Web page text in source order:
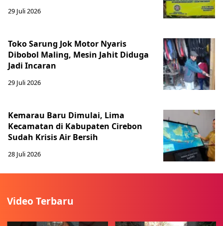
29 Juli 2026
Toko Sarung Jok Motor Nyaris
Dibobol Maling, Mesin Jahit Diduga
Jadi Incaran
29 Juli 2026
Kemarau Baru Dimulai, Lima
Kecamatan di Kabupaten Cirebon
Sudah Krisis Air Bersih
28 Juli 2026
Video Terbaru